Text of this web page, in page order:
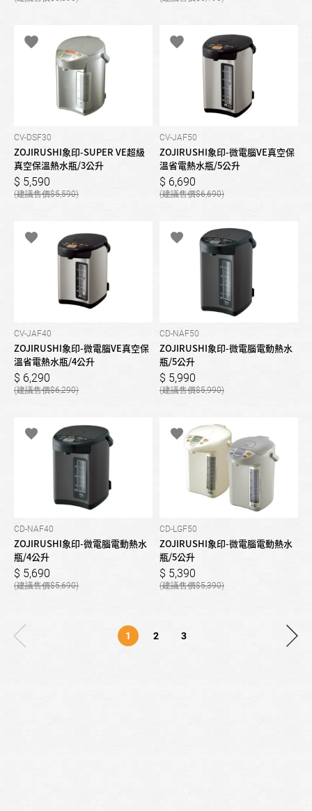
CV-DSF30
ZOJIRUSHI象印-SUPER VE超級
真空保溫熱水瓶/3公升
5,590
5,590
CV-JAF50
ZOJIRUSHI象印-微電腦VE真空保
溫省電熱水瓶/5公升
6,690
6,690
CV-JAF40
ZOJIRUSHI象印-微電腦VE真空保
溫省電熱水瓶/4公升
6,290
6,290
CD-NAF50
ZOJIRUSHI象印-微電腦電動熱水
瓶/5公升
5,990
5,990
CD-NAF40
ZOJIRUSHI象印-微電腦電動熱水
瓶/4公升
5,690
5,690
CD-LGF50
ZOJIRUSHI象印-微電腦電動熱水
瓶/5公升
5,390
5,390
1 2 3